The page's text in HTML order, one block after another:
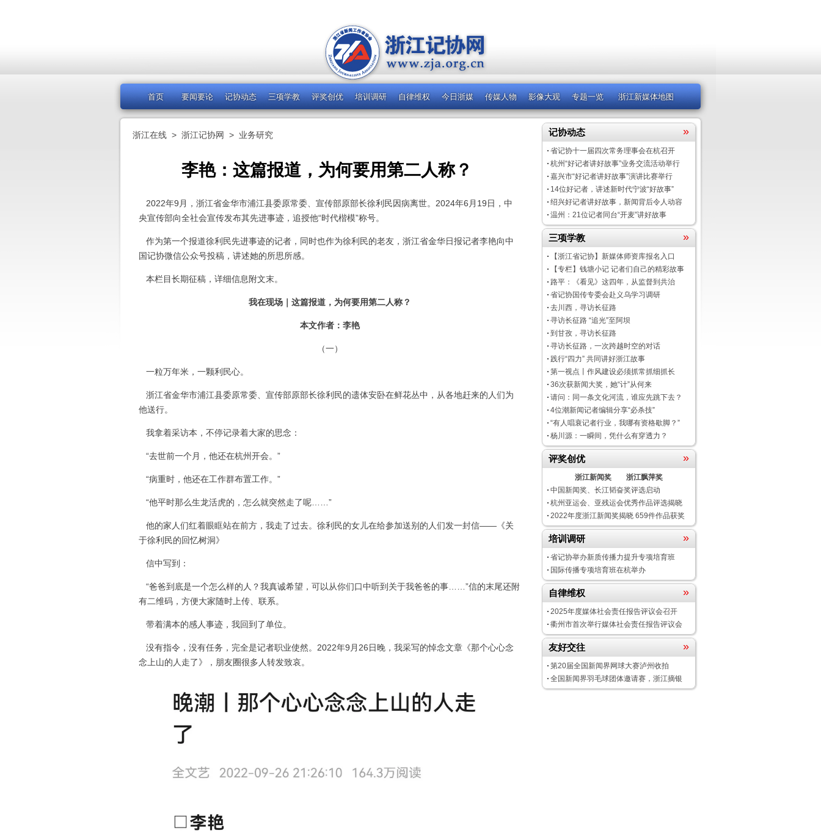
首页 要闻要论 记协动态 三项学教 评奖创优 培训调研 自律维权 今日浙媒 传媒人物 影像大观 专题一览 浙江新媒体地图
浙江在线 > 浙江记协网 > 业务研究
李艳：这篇报道，为何要用第二人称？
2022年9月，浙江省金华市浦江县委原常委、宣传部原部长徐利民因病离世。2024年6月19日，中
央宣传部向全社会宣传发布其先进事迹，追授他“时代楷模”称号。
作为第一个报道徐利民先进事迹的记者，同时也作为徐利民的老友，浙江省金华日报记者李艳向中
国记协微信公众号投稿，讲述她的所思所感。
本栏目长期征稿，详细信息附文末。
我在现场｜这篇报道，为何要用第二人称？
本文作者：李艳
（一）
一粒万年米，一颗利民心。
浙江省金华市浦江县委原常委、宣传部原部长徐利民的遗体安卧在鲜花丛中，从各地赶来的人们为
他送行。
我拿着采访本，不停记录着大家的思念：
“去世前一个月，他还在杭州开会。”
“病重时，他还在工作群布置工作。”
“他平时那么生龙活虎的，怎么就突然走了呢……”
他的家人们红着眼眶站在前方，我走了过去。徐利民的女儿在给参加送别的人们发一封信——《关
于徐利民的回忆树洞》
信中写到：
“爸爸到底是一个怎么样的人？我真诚希望，可以从你们口中听到关于我爸爸的事……”信的末尾还附
有二维码，方便大家随时上传、联系。
带着满本的感人事迹，我回到了单位。
没有指令，没有任务，完全是记者职业使然。2022年9月26日晚，我采写的悼念文章《那个心心念
念上山的人走了》，朋友圈很多人转发致哀。
记协动态 »
省记协十一届四次常务理事会在杭召开
杭州“好记者讲好故事”业务交流活动举行
嘉兴市“好记者讲好故事”演讲比赛举行
14位好记者，讲述新时代宁波“好故事”
绍兴好记者讲好故事，新闻背后令人动容
温州：21位记者同台“开麦”讲好故事
三项学教 »
【浙江省记协】新媒体师资库报名入口
【专栏】钱塘小记 记者们自己的精彩故事
路平：《看见》这四年，从监督到共治
省记协国传专委会赴义乌学习调研
去川西，寻访长征路
寻访长征路 “追光”至阿坝
到甘孜，寻访长征路
寻访长征路，一次跨越时空的对话
践行“四力” 共同讲好浙江故事
第一视点丨作风建设必须抓常抓细抓长
36次获新闻大奖，她“计”从何来
请问：同一条文化河流，谁应先跳下去？
4位潮新闻记者编辑分享“必杀技”
“有人唱衰记者行业，我哪有资格歇脚？”
杨川源：一瞬间，凭什么有穿透力？
评奖创优 »
浙江新闻奖
浙江飘萍奖
中国新闻奖、长江韬奋奖评选启动
杭州亚运会、亚残运会优秀作品评选揭晓
2022年度浙江新闻奖揭晓 659件作品获奖
培训调研 »
省记协举办新质传播力提升专项培育班
国际传播专项培育班在杭举办
自律维权 »
2025年度媒体社会责任报告评议会召开
衢州市首次举行媒体社会责任报告评议会
友好交往 »
第20届全国新闻界网球大赛泸州收拍
全国新闻界羽毛球团体邀请赛，浙江摘银